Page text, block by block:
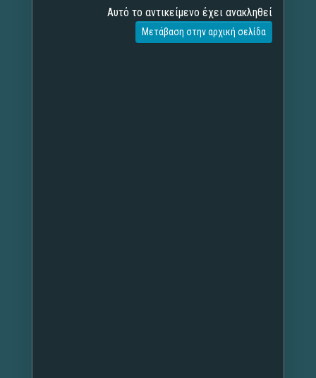
Αυτό το αντικείμενο έχει ανακληθεί
Μετάβαση στην αρχική σελίδα